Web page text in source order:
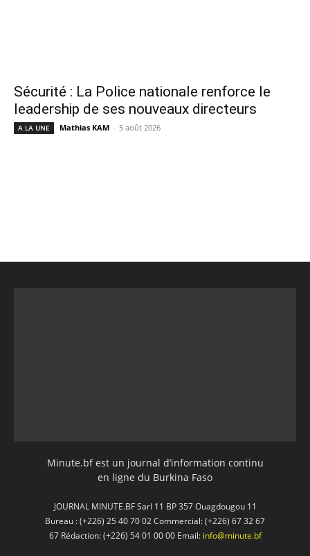
Sécurité : La Police nationale renforce le
leadership de ses nouveaux directeurs
A LA UNE Mathias KAM - 5 août 2026
Minute.bf est un journal d’information continu
en ligne du Burkina Faso
JOURNAL MINUTE.BF Sarl 11 BP 357 Ouagdougou 11
Bureau : (+226) 25 40 70 02 Commercial: (+226) 67 32 67
67 Rédaction: (+226) 54 01 00 00 Email: info@minute.bf